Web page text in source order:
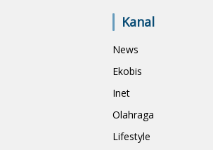
Kanal
News
Ekobis
Inet
Olahraga
Lifestyle